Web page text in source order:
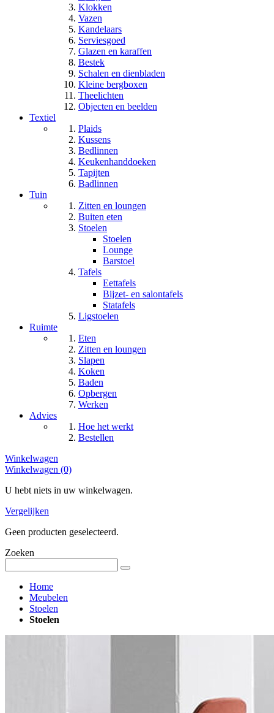
Klokken
Vazen
Kandelaars
Serviesgoed
Glazen en karaffen
Bestek
Schalen en dienbladen
Kleine bergboxen
Theelichten
Objecten en beelden
Textiel
Plaids
Kussens
Bedlinnen
Keukenhanddoeken
Tapijten
Badlinnen
Tuin
Zitten en loungen
Buiten eten
Stoelen
Stoelen
Lounge
Barstoel
Tafels
Eettafels
Bijzet- en salontafels
Statafels
Ligstoelen
Ruimte
Eten
Zitten en loungen
Slapen
Koken
Baden
Opbergen
Werken
Advies
Hoe het werkt
Bestellen
Winkelwagen
Winkelwagen (0)
U hebt niets in uw winkelwagen.
Vergelijken
Geen producten geselecteerd.
Zoeken
Home
Meubelen
Stoelen
Stoelen